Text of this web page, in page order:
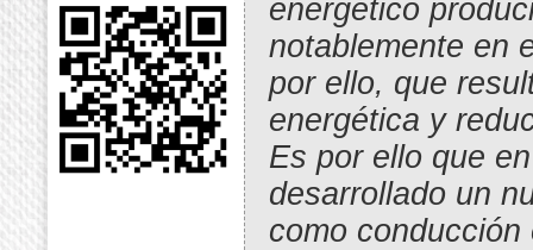
energético
notablemente en
por ello, que
energética y
Es por ello que
desarrollado un
como conducción